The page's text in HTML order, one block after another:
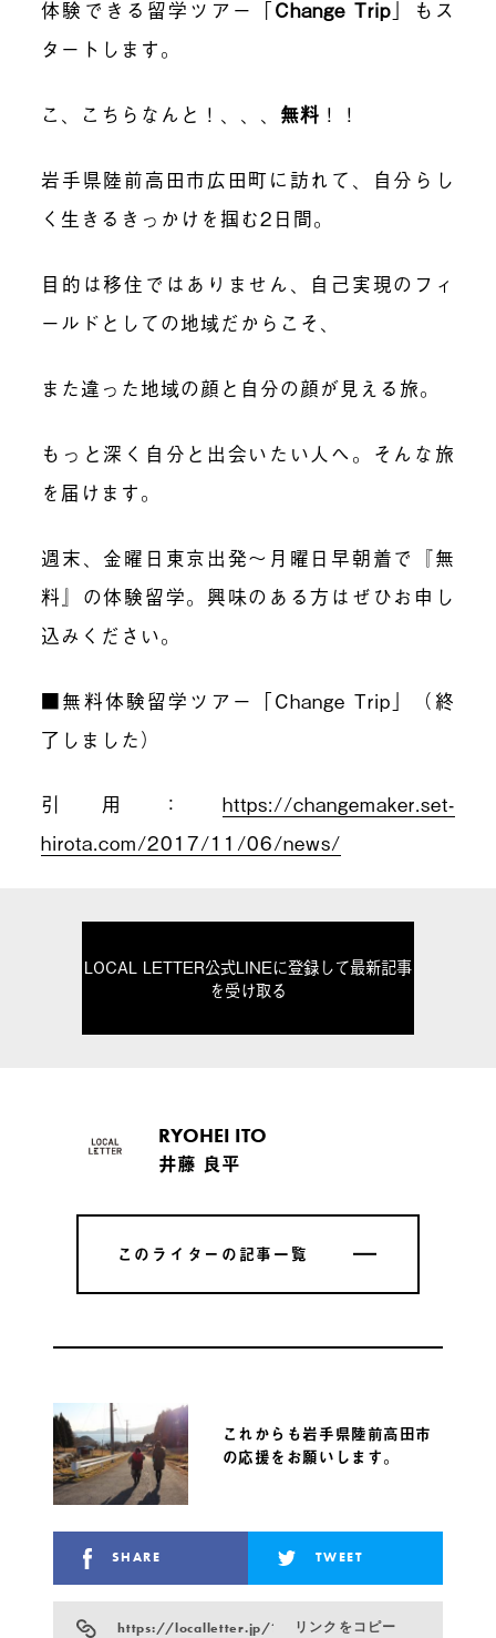
体験できる留学ツアー 「Change Trip 」
もス
タートします。
こ、こちらなんと！、、、 無料 ！！
岩手県陸前高田市広田町に訪れて、自分らし
く生きるきっかけを掴む2 日間。
目的は移住ではありません、自己実現のフィ
ールドとしての地域だからこそ、
また違った地域の顔と自分の顔が見える旅。
もっと深く自分と出会いたい人へ。そんな旅
を届けます。
週末、金曜日東京出発～月曜日早朝着で『無
料』の体験留学。興味のある方はぜひお申し
込みください。
■無料体験留学ツアー「Change Trip 」（終
了しました）
引用： https://changemaker.set-
hirota.com/2017/11/06/news/
LOCAL LETTER公式LINEに登録して最新記事
を受け取る
RYOHEI ITO
井藤 良平
このライターの記事一覧
このライターの記事一覧
これからも岩手県陸前高田市
の応援をお願いします。
SHARE TWEET
https://localletter.jp/?p=846リンクをコピー